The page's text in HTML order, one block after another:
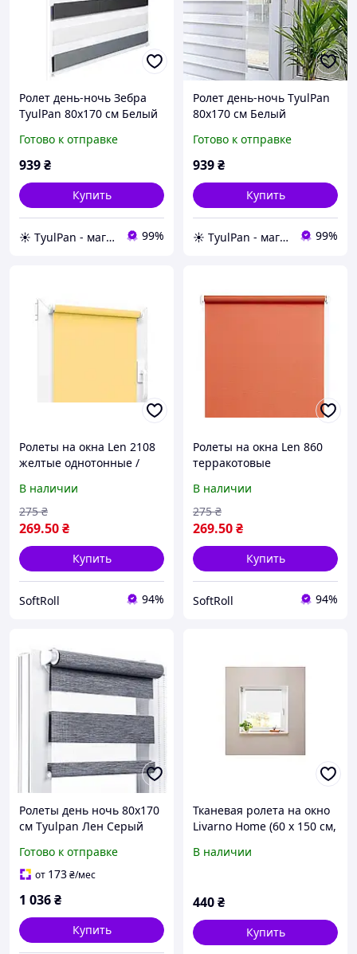
Ролет день-ночь Зебра
TyulPan 80х170 см Белый
Готово к отправке
939₴
Купить
☀️ TyulPan - магазин готовых ролетов день-ночь 99%
Ролет день-ночь TyulPan
80х170 см Белый
Готово к отправке
939₴
Купить
☀️ TyulPan - магазин готовых ролетов день-ночь 99%
Ролеты на окна Len 2108
желтые однотонные /
32,5х160 см
В наличии
269.50₴
275 ₴
Купить
SoftRoll 94%
Ролеты на окна Len 860
терракотовые
роллеты 32,5х160 см
В наличии
269.50₴
275 ₴
Купить
SoftRoll 94%
Ролеты день ночь 80х170
см Tyulpan Лен Серый
Готово к отправке
от 173₴/мес
1 036₴
Купить
Тканевая ролета на окно
Livarno Home (60 x 150 см,
В наличии
440₴
Купить